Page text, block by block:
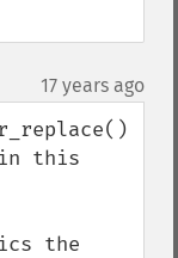
17 years ago
in this
the